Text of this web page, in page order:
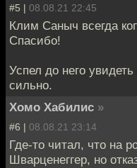
#5 | 08.08.21 22:45
Клим Саныч всегда
Спасибо!
Успел до него
сильно.
Хомо Хабилис »
#6 | 08.08.21 23:14
Где-то читал, что на
Шварценеггер, но